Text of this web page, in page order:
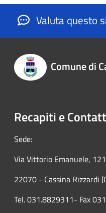
Valuta questo
Comune di
Recapiti e
Sede:
Via Vittorio Emanuele, 121
22070 - Cassina Rizzardi
Tel. 031.8829311- Fax